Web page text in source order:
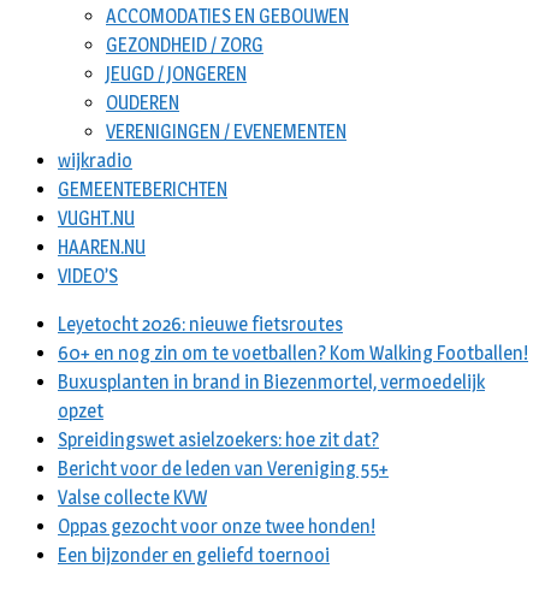
ACCOMODATIES EN GEBOUWEN
GEZONDHEID / ZORG
JEUGD / JONGEREN
OUDEREN
VERENIGINGEN / EVENEMENTEN
wijkradio
GEMEENTEBERICHTEN
VUGHT.NU
HAAREN.NU
VIDEO’S
Leyetocht 2026: nieuwe fietsroutes
60+ en nog zin om te voetballen? Kom Walking Footballen!
Buxusplanten in brand in Biezenmortel, vermoedelijk
opzet
Spreidingswet asielzoekers: hoe zit dat?
Bericht voor de leden van Vereniging 55+
Valse collecte KVW
Oppas gezocht voor onze twee honden!
Een bijzonder en geliefd toernooi